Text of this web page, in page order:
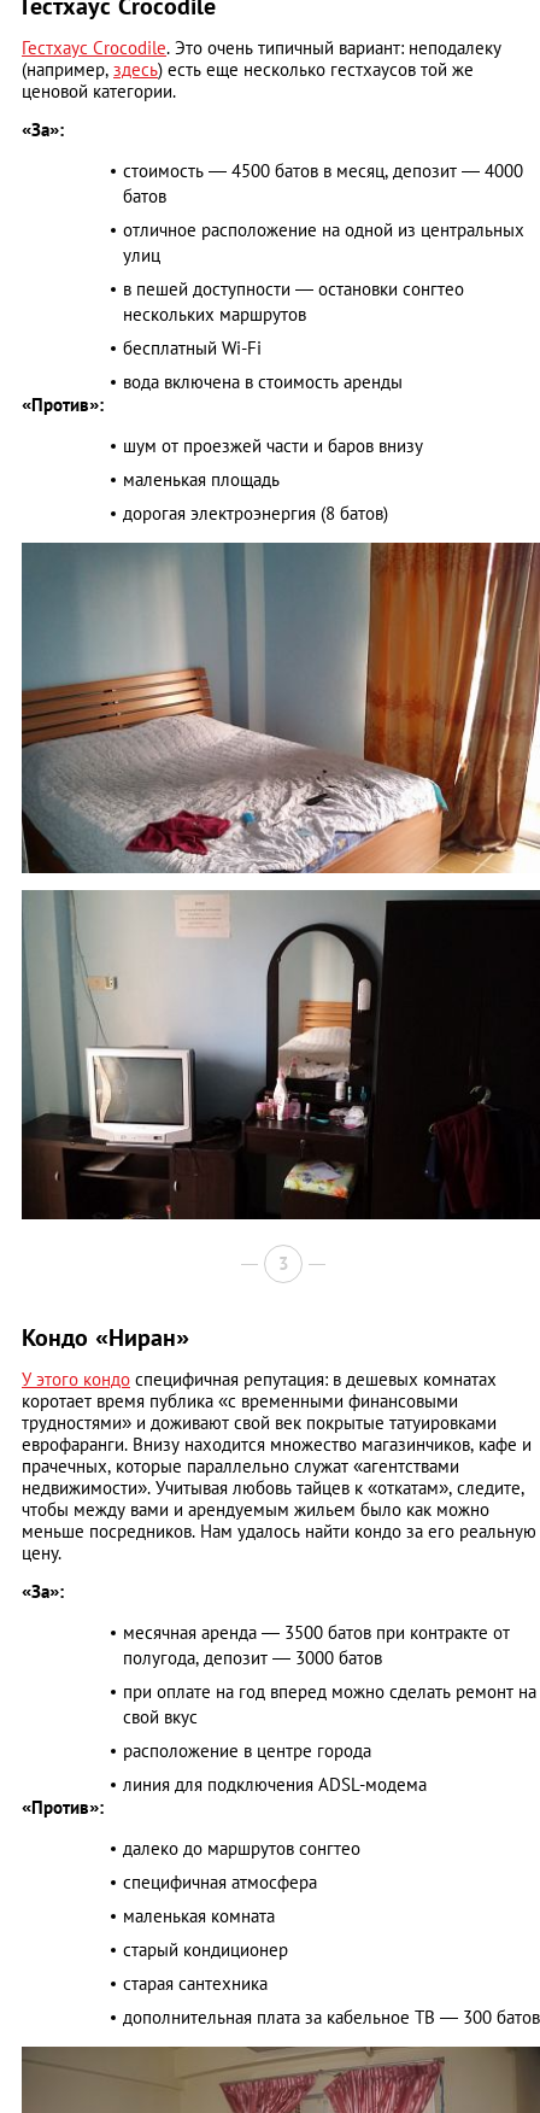
Гестхаус Crocodile. Это очень типичный вариант: неподалеку
(например, здесь) есть еще несколько гестхаусов той же
ценовой категории.
«За»:
стоимость ― 4500 батов в месяц, депозит ― 4000
батов
отличное расположение на одной из центральных
улиц
в пешей доступности ― остановки сонгтео
нескольких маршрутов
бесплатный Wi-Fi
вода включена в стоимость аренды
«Против»:
шум от проезжей части и баров внизу
маленькая площадь
дорогая электроэнергия (8 батов)
3
Кондо «Ниран»
У этого кондо специфичная репутация: в дешевых комнатах
коротает время публика «с временными финансовыми
трудностями» и доживают свой век покрытые татуировками
еврофаранги. Внизу находится множество магазинчиков, кафе и
прачечных, которые параллельно служат «агентствами
недвижимости». Учитывая любовь тайцев к «откатам», следите,
чтобы между вами и арендуемым жильем было как можно
меньше посредников. Нам удалось найти кондо за его реальную
цену.
«За»:
месячная аренда ― 3500 батов при контракте от
полугода, депозит ― 3000 батов
при оплате на год вперед можно сделать ремонт на
свой вкус
расположение в центре города
линия для подключения ADSL-модема
«Против»:
далеко до маршрутов сонгтео
специфичная атмосфера
маленькая комната
старый кондиционер
старая сантехника
дополнительная плата за кабельное ТВ ― 300 батов